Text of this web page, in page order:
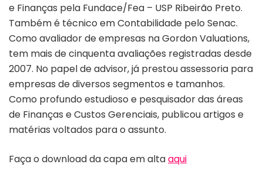
e Finanças pela Fundace/Fea – USP Ribeirão Preto.
Também é técnico em Contabilidade pelo Senac.
Como avaliador de empresas na Gordon Valuations,
tem mais de cinquenta avaliações registradas desde
2007. No papel de advisor, já prestou assessoria para
empresas de diversos segmentos e tamanhos.
Como profundo estudioso e pesquisador das áreas
de Finanças e Custos Gerenciais, publicou artigos e
matérias voltados para o assunto.
Faça o download da capa em altaaqui